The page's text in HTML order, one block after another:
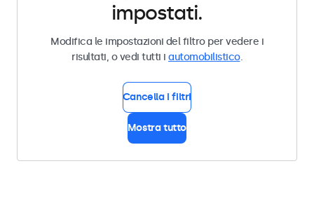
impostati.
Modifica le impostazioni del filtro per vedere i
risultati, o vedi tutti i automobilistico.
Cancella i filtri
Mostra tutto